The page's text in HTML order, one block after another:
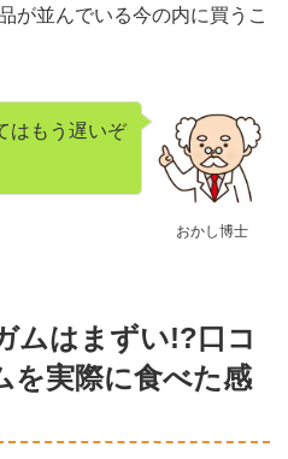
が並んでいる今の内に買うこ
おかし博士
はもう遅いぞ
ムはまずい!?口コ
を実際に食べた感